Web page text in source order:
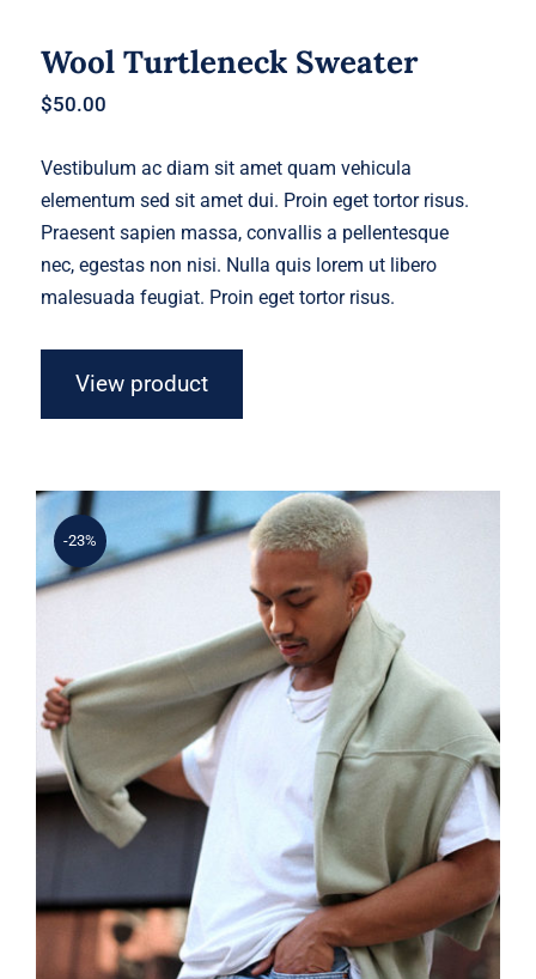
Wool Turtleneck Sweater
$50.00
Vestibulum ac diam sit amet quam vehicula
elementum sed sit amet dui. Proin eget tortor risus.
Praesent sapien massa, convallis a pellentesque
nec, egestas non nisi. Nulla quis lorem ut libero
malesuada feugiat. Proin eget tortor risus.
View product
-23%
Simple Sweater